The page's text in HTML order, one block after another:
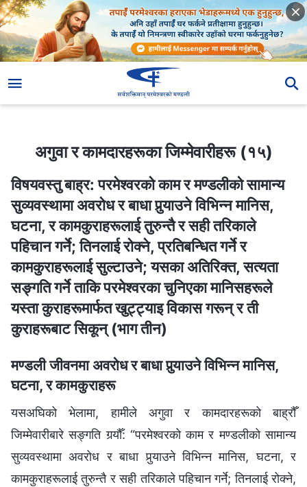
अगुवा र कामदारहरूका जिम्‍मेवारीहरू (१५)
अगुवा र कामदारहरूका जिम्‍मेवारीहरू (१५)
विषयवस्तु बाह्र: परमेश्‍वरको काम र मण्डलीको सामान्य
सुव्यवस्थामा अवरोध र बाधा पुर्‍याउने विभिन्‍न मानिस,
घटना, र कामकुराहरूलाई तुरुन्तै र सही तरिकाले
पहिचान गर्ने; तिनलाई रोक्‍ने, प्रतिबन्धित गर्ने र
कामकुराहरूलाई सुल्टाउने; यसका अतिरिक्त, सत्यता
सङ्‍गति गर्ने ताकि परमेश्‍वरका चुनिएका मानिसहरूले
यस्ता कुराहरूमार्फत खुट्ट्याइ विकास गरून् र ती
कुराहरूबाट सिकून् (भाग तीन)
मण्डली जीवनमा अवरोध र बाधा पुर्‍याउने विभिन्‍न मानिस,
घटना, र कामकुराहरू
यसअघिको भेलामा, हामीले अगुवा र कामदारहरूको बाह्रौँ
जिम्मेवारीबारे सङ्गति गर्‍यौँ: “परमेश्‍वरको काम र मण्डलीको सामान्य
सुव्यवस्थामा अवरोध र बाधा पुर्‍याउने विभिन्‍न मानिस, घटना, र
कामकुराहरूलाई तुरुन्तै र सही तरिकाले पहिचान गर्ने; तिनलाई रोक्‍ने,